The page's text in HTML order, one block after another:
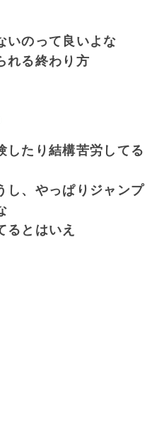
いのって良いよな
れる終わり方
したり結構苦労してる
し、やっぱりジャンプ
るとはいえ